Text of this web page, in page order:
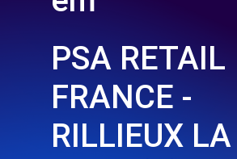
PSA RETAIL
FRANCE -
RILLIEUX LA